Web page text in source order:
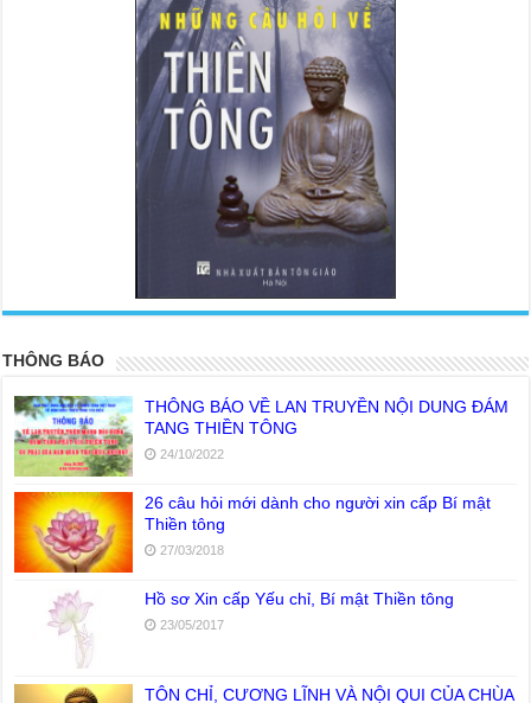
THÔNG BÁO
THÔNG BÁO VỀ LAN TRUYỀN NỘI DUNG ĐÁM
TANG THIỀN TÔNG
24/10/2022
26 câu hỏi mới dành cho người xin cấp Bí mật
Thiền tông
27/03/2018
Hồ sơ Xin cấp Yếu chỉ, Bí mật Thiền tông
23/05/2017
TÔN CHỈ, CƯƠNG LĨNH VÀ NỘI QUI CỦA CHÙA